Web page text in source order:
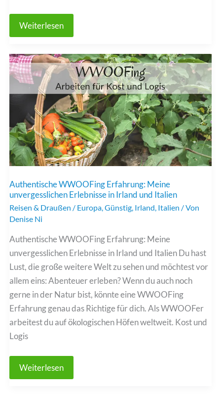
Reisetrend
Reiseziele
in
Europa,
um
der
Hitze
entfliehen
Weiterlesen
Authentische WWOOFing Erfahrung: Meine
unvergesslichen Erlebnisse in Irland und Italien
Reisen & Draußen / Europa ,Günstig Irland Italien / Von
Denise Ni
Authentische WWOOFing Erfahrung: Meine
unvergesslichen Erlebnisse in Irland und Italien Du hast
Lust, die große weitere Welt zu sehen und möchtest vor
allem eins: Abenteuer erleben? Wenn du auch noch
gerne in der Natur bist, könnte eine WWOOFing
Erfahrung genau das Richtige für dich. Als WWOOFer
arbeitest du auf ökologischen Höfen weltweit. Kost und
Logis
Authentische
Weiterlesen